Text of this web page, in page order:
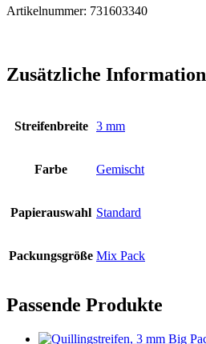
Artikelnummer: 731603340
Zusätzliche Information
Streifenbreite 3 mm
Farbe Gemischt
Papierauswahl Standard
Packungsgröße Mix Pack
Passende Produkte